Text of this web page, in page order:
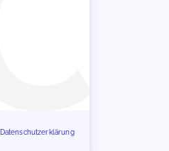
Datenschutzerklärung